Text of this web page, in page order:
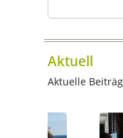
Aktuell
Aktuelle